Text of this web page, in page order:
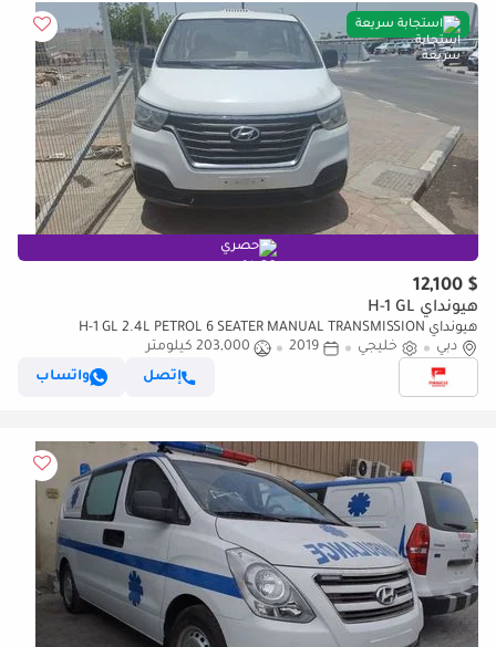
استجابة سريعة
حصري
$ 12,100
هيونداي H-1 GL
هيونداي H-1 GL 2.4L PETROL 6 SEATER MANUAL TRANSMISSION
دبي
خليجي 2019
203,000 كيلومتر
إتصل
واتساب